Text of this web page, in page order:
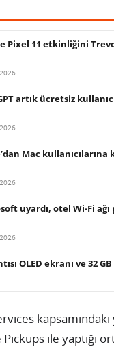
Pixel 11 etkinliğini
artık ücretsiz
Mac
uyardı, otel Wi-Fi
OLED ekranı ve 32
ile yaptığı